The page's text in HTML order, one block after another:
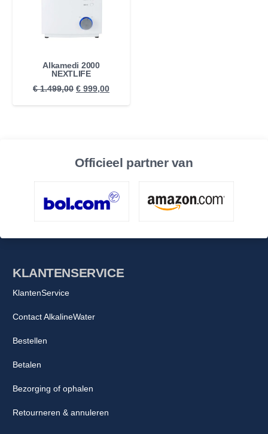
Alkamedi 2000
NEXTLIFE
€1.499,00 Oorspronkelijke
prijs
€ 999,00Huidige
prijs
Officieel partner van
KLANTENSERVICE
KlantenService
Contact AlkalineWater
Bestellen
Betalen
Bezorging of ophalen
Retourneren & annuleren